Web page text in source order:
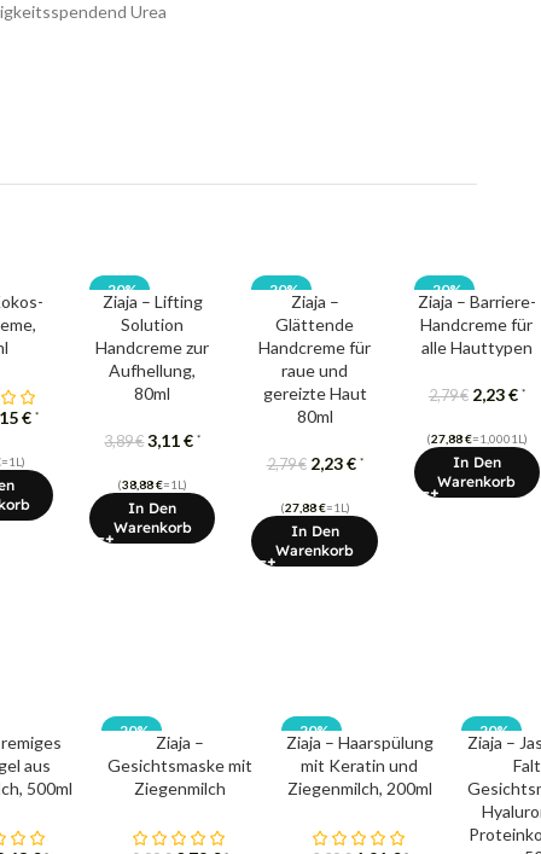
Urea
€ *
=1L)
-20%
Ziaja – Lifting
Solution
Handcreme zur
Aufhellung,
80ml
3,89€ 3,11€ *
(38,88€=1L)
In Den
Warenkorb
-20%
Ziaja –
Glättende
Handcreme für
raue und
gereizte Haut
80ml
2,79€ 2,23€ *
(27,88€=1L)
In Den
Warenkorb
-20%
Ziaja – Barriere-
Handcreme für
alle Hauttypen
2,79€ 2,23€ *
(27,88€=1,0001L)
In Den
Warenkorb
aus
500ml
-20%
Ziaja –
Gesichtsmaske mit
Ziegenmilch
-20%
Ziaja – Haarspülung
mit Keratin und
Ziegenmilch, 200ml
-20%
Ziaja –